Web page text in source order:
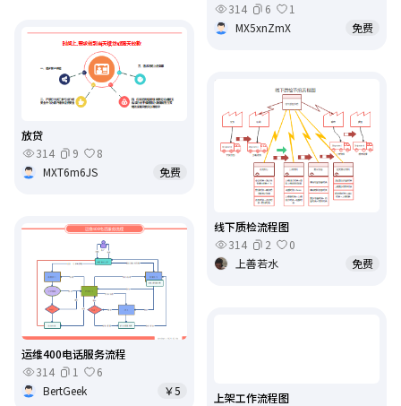
314
6
1
MX5xnZmX
免费
放贷
314
9
8
MXT6m6JS
免费
线下质检流程图
314
2
0
上善若水
免费
运维400电话服务流程
314
1
6
BertGeek
￥5
上架工作流程图